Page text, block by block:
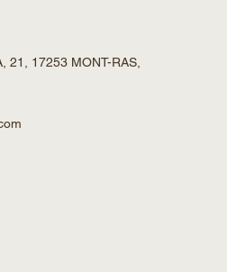
21, 17253 MONT-RAS,